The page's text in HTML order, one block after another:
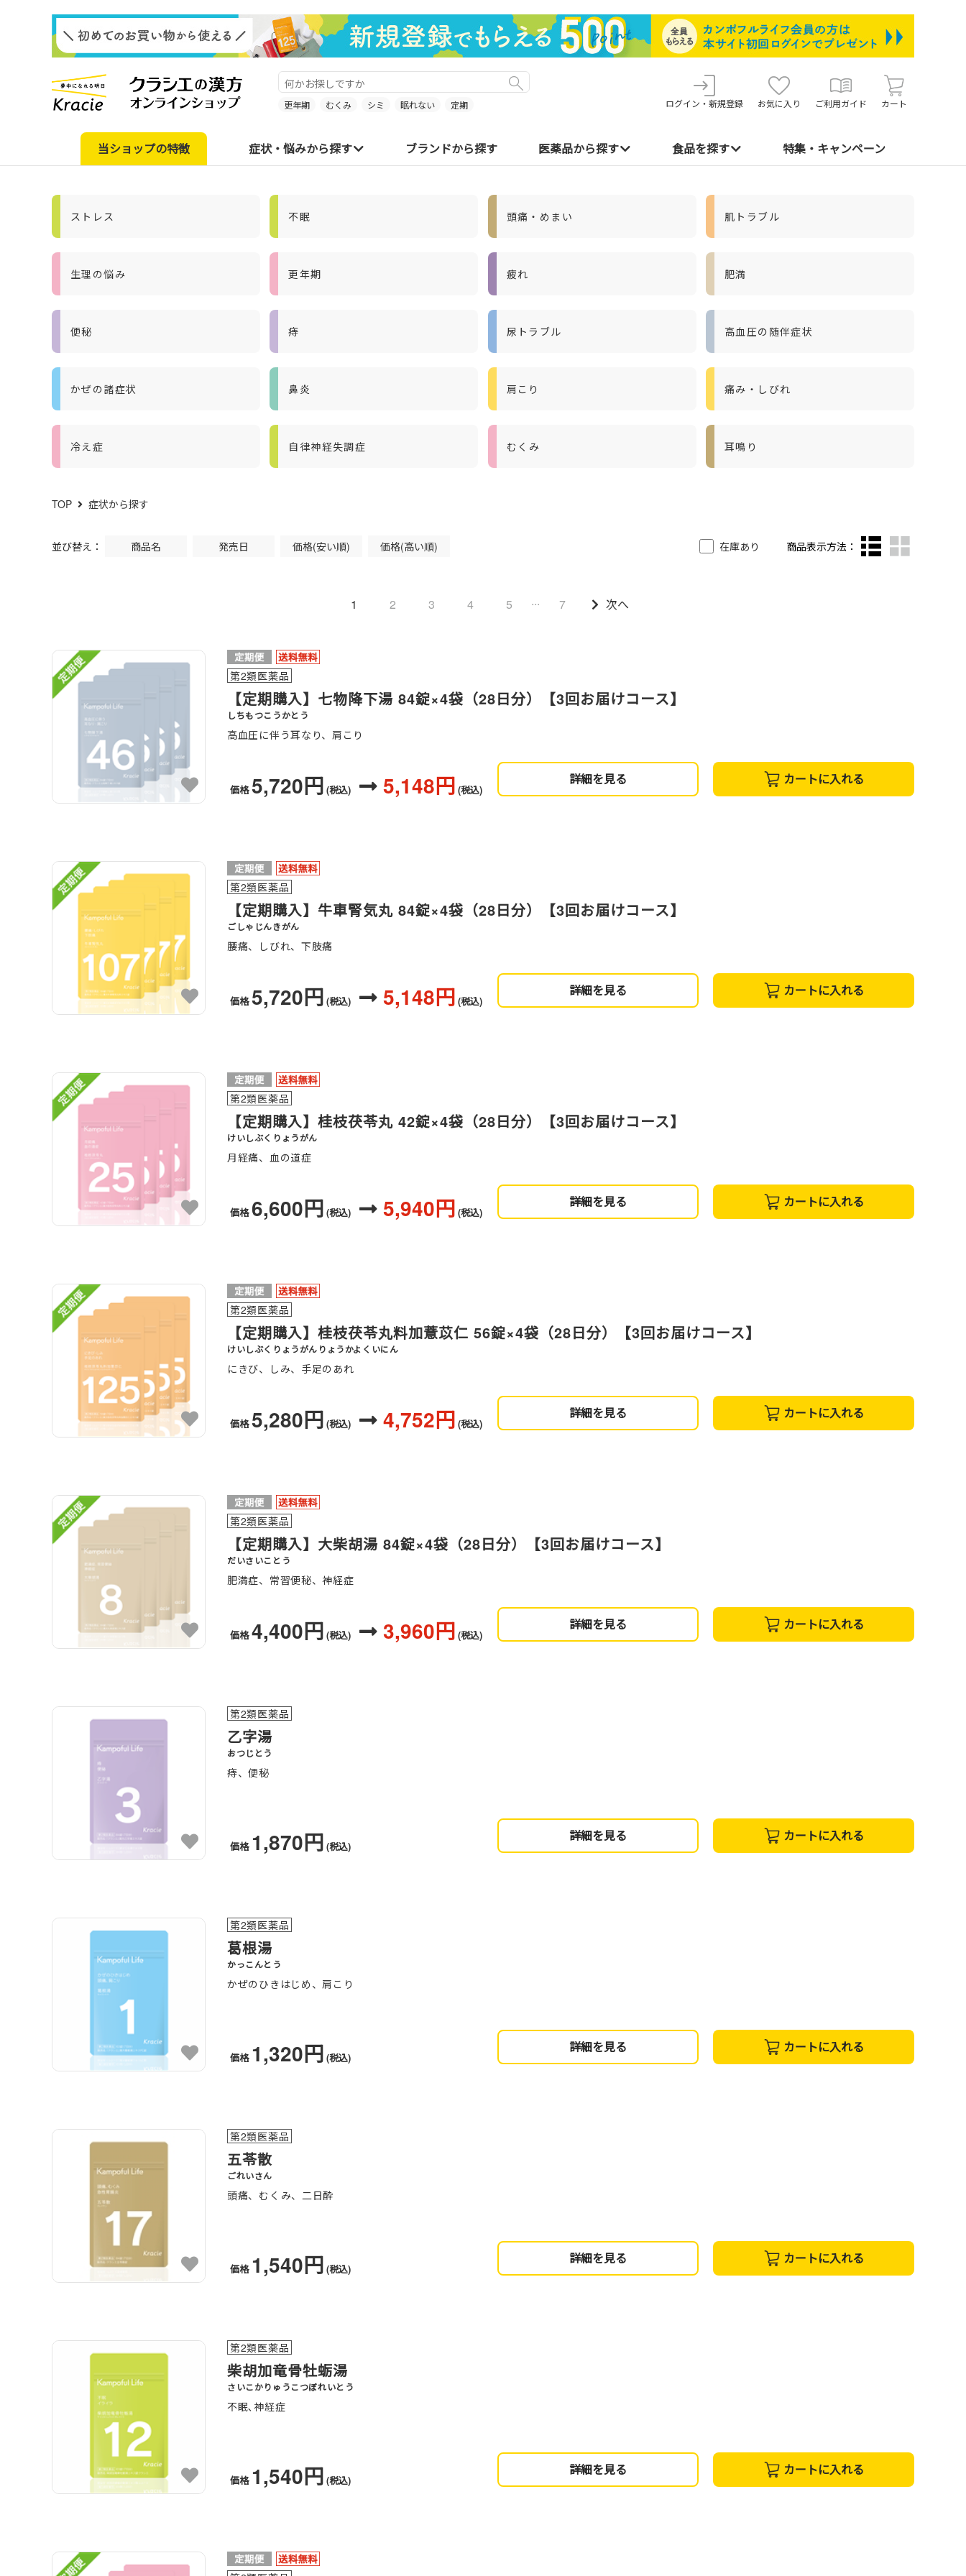
更年期 むくみ シミ 眠れない 定期 ログイン・新規登録 お気に入り ご利用ガイド カート
当ショップの特徴 症状・悩みから探す ブランドから探す 医薬品から探す 食品を探す 特集・キャンペーン
ストレス 不眠 頭痛・めまい 肌トラブル
生理の悩み 更年期 疲れ 肥満
便秘 痔 尿トラブル 高血圧の随伴症状
かぜの諸症状 鼻炎 肩こり 痛み・しびれ
冷え症 自律神経失調症 むくみ 耳鳴り
TOP 症状から探す
並び替え： 商品名 発売日 価格(安い順) 価格(高い順) 在庫あり 商品表示方法：
1 2 3 4 5 ... 7 次へ
第2類医薬品
【定期購入】七物降下湯 84錠×4袋（28日分）【3回お届けコース】
しちもつこうかとう
高血圧に伴う耳なり、肩こり
価格 5,720円 (税込) 5,148円 (税込)
詳細を見る カートに入れる
第2類医薬品
【定期購入】牛車腎気丸 84錠×4袋（28日分）【3回お届けコース】
ごしゃじんきがん
腰痛、しびれ、下肢痛
価格 5,720円 (税込) 5,148円 (税込)
詳細を見る カートに入れる
第2類医薬品
【定期購入】桂枝茯苓丸 42錠×4袋（28日分）【3回お届けコース】
けいしぶくりょうがん
月経痛、血の道症
価格 6,600円 (税込) 5,940円 (税込)
詳細を見る カートに入れる
第2類医薬品
【定期購入】桂枝茯苓丸料加薏苡仁 56錠×4袋（28日分）【3回お届けコース】
けいしぶくりょうがんりょうかよくいにん
にきび、しみ、手足のあれ
価格 5,280円 (税込) 4,752円 (税込)
詳細を見る カートに入れる
第2類医薬品
【定期購入】大柴胡湯 84錠×4袋（28日分）【3回お届けコース】
だいさいことう
肥満症、常習便秘、神経症
価格 4,400円 (税込) 3,960円 (税込)
詳細を見る カートに入れる
第2類医薬品
乙字湯
おつじとう
痔、便秘
価格 1,870円 (税込)
詳細を見る カートに入れる
第2類医薬品
葛根湯
かっこんとう
かぜのひきはじめ、肩こり
価格 1,320円 (税込)
詳細を見る カートに入れる
第2類医薬品
五苓散
ごれいさん
頭痛、むくみ、二日酔
価格 1,540円 (税込)
詳細を見る カートに入れる
第2類医薬品
柴胡加竜骨牡蛎湯
さいこかりゅうこつぼれいとう
不眠､神経症
価格 1,540円 (税込)
詳細を見る カートに入れる